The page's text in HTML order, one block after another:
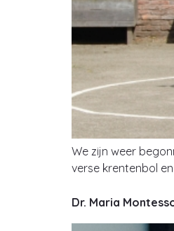
We zijn weer
verse krentenbol
Dr. Maria